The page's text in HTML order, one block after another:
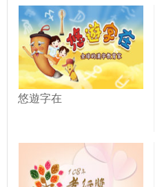
悠遊字在